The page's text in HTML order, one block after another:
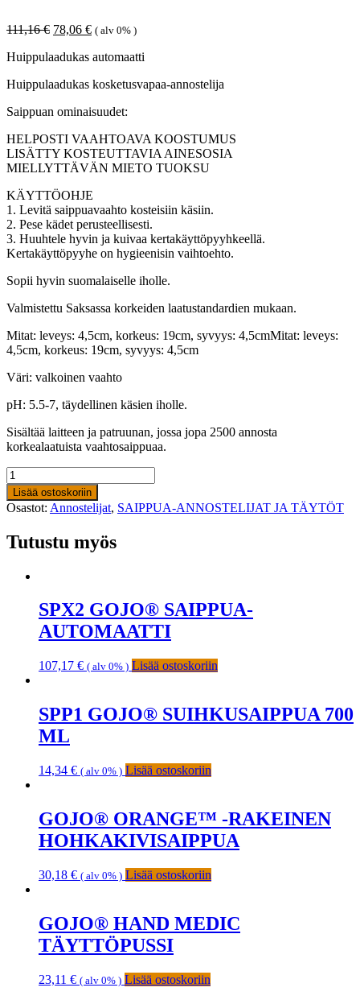
111,16€ Alkuperäinen
oli:
78,06 €Nykyinen
on:
( alv 0% )
Huippulaadukas automaatti
Huippulaadukas kosketusvapaa-annostelija
Saippuan ominaisuudet:
HELPOSTI VAAHTOAVA KOOSTUMUS
LISÄTTY KOSTEUTTAVIA AINESOSIA
MIELLYTTÄVÄN MIETO TUOKSU
KÄYTTÖOHJE
1. Levitä saippuavaahto kosteisiin käsiin.
2. Pese kädet perusteellisesti.
3. Huuhtele hyvin ja kuivaa kertakäyttöpyyhkeellä.
Kertakäyttöpyyhe on hygieenisin vaihtoehto.
Sopii hyvin suomalaiselle iholle.
Valmistettu Saksassa korkeiden laatustandardien mukaan.
Mitat: leveys: 4,5cm, korkeus: 19cm, syvyys: 4,5cmMitat: leveys:
4,5cm, korkeus: 19cm, syvyys: 4,5cm
Väri: valkoinen vaahto
pH: 5.5-7, täydellinen käsien iholle.
Sisältää laitteen ja patruunan, jossa jopa 2500 annosta
korkealaatuista vaahtosaippuaa.
SP
HYGIENE
SYSTEM
-
AUTOMAATTI
Lisää ostoskoriin
Osastot: Annostelijat, SAIPPUA-ANNOSTELIJAT JA TÄYTÖT
Tutustu myös
SPX2 GOJO® SAIPPUA-
AUTOMAATTI
107,17 € ( alv 0% ) Lisää ostoskoriin
SPP1 GOJO® SUIHKUSAIPPUA 700
ML
14,34 € ( alv 0% ) Lisää ostoskoriin
GOJO® ORANGE™ -RAKEINEN
HOHKAKIVISAIPPUA
30,18 € ( alv 0% ) Lisää ostoskoriin
GOJO® HAND MEDIC
TÄYTTÖPUSSI
23,11 € ( alv 0% ) Lisää ostoskoriin